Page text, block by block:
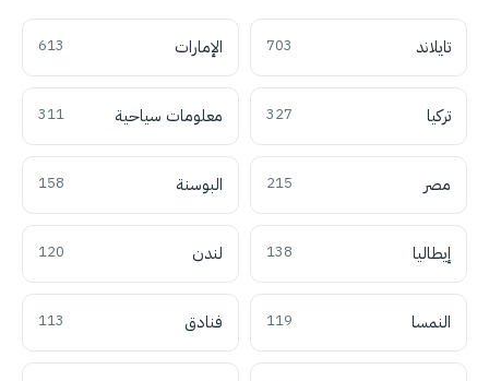
تايلاند 703 الإمارات 613
تركيا 327 معلومات سياحية 311
مصر 215 البوسنة 158
إيطاليا 138 لندن 120
النمسا 119 فنادق 113